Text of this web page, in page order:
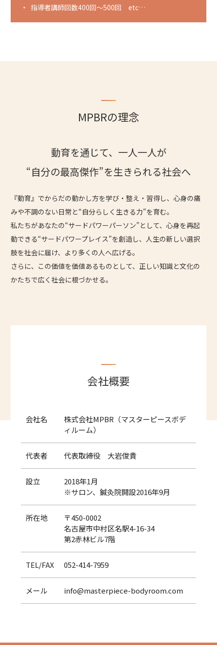
指導者講師回数400回〜500回 etc…
MPBRの理念
動育を通じて、一人一人が
“自分の最高傑作”を生きられる社会へ
『動育』でからだの動かし方を学び・整え・習得し、心身の痛
みや不調のない日常と“自分らしく生きる力”を育む。
私たちがあなたの“サードパワーパーソン”として、心身を再起
動できる“サードパワープレイス”を創造し、人生の新しい選択
肢を社会に届け、より多くの人へ広げる。
さらに、この価値を価値あるものとして、正しい知識と文化の
かたちで広く社会に根づかせる。
会社概要
会社名
株式会社MPBR（マスターピースボデ
ィルーム）
代表者 代表取締役 大岩俊貴
設立
2018年1月
※サロン、鍼灸院開設2016年9月
所在地
〒450-0002
名古屋市中村区名駅4-16-34
第2赤林ビル7階
TEL/FAX 052-414-7959
メール info@masterpiece-bodyroom.com